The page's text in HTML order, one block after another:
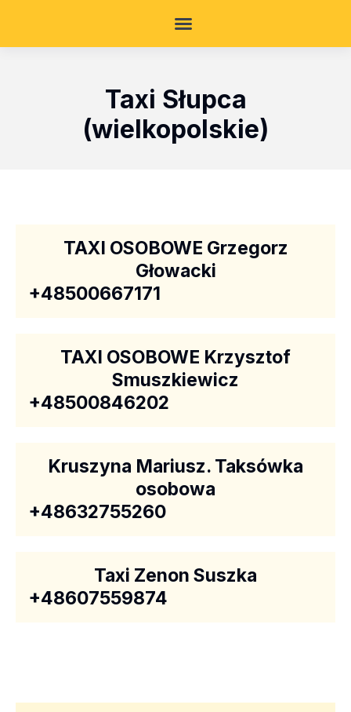
Taxi Słupca
(wielkopolskie)
TAXI OSOBOWE Grzegorz
Głowacki
+48500667171
TAXI OSOBOWE Krzysztof
Smuszkiewicz
+48500846202
Kruszyna Mariusz. Taksówka
osobowa
+48632755260
Taxi Zenon Suszka
+48607559874